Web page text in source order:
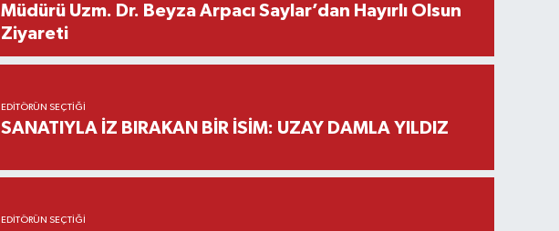
Müdürü Uzm. Dr. Beyza Arpacı Saylar’dan Hayırlı Olsun
Ziyareti
EDITÖRÜN SEÇTIĞI
SANATIYLA İZ BIRAKAN BİR İSİM: UZAY DAMLA YILDIZ
EDITÖRÜN SEÇTIĞI